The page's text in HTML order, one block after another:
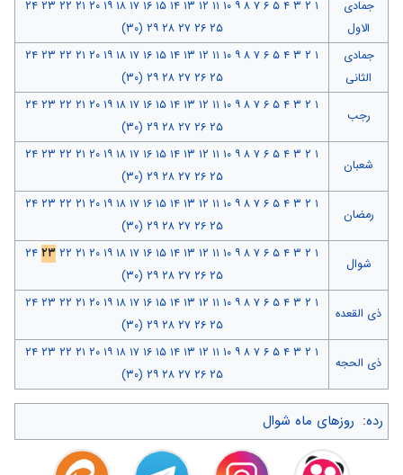
جمادی
الاول
۱ ۲ ۳ ۴ ۵ ۶ ۷ ۸ ۹ ۱۰ ۱۱ ۱۲ ۱۳ ۱۴ ۱۵ ۱۶ ۱۷ ۱۸ ۱۹ ۲۰ ۲۱ ۲۲ ۲۳ ۲۴
۲۵ ۲۶ ۲۷ ۲۸ ۲۹ (۳۰)
جمادی
الثانی
۱ ۲ ۳ ۴ ۵ ۶ ۷ ۸ ۹ ۱۰ ۱۱ ۱۲ ۱۳ ۱۴ ۱۵ ۱۶ ۱۷ ۱۸ ۱۹ ۲۰ ۲۱ ۲۲ ۲۳ ۲۴
۲۵ ۲۶ ۲۷ ۲۸ ۲۹ (۳۰)
رجب
۱ ۲ ۳ ۴ ۵ ۶ ۷ ۸ ۹ ۱۰ ۱۱ ۱۲ ۱۳ ۱۴ ۱۵ ۱۶ ۱۷ ۱۸ ۱۹ ۲۰ ۲۱ ۲۲ ۲۳ ۲۴
۲۵ ۲۶ ۲۷ ۲۸ ۲۹ (۳۰)
شعبان
۱ ۲ ۳ ۴ ۵ ۶ ۷ ۸ ۹ ۱۰ ۱۱ ۱۲ ۱۳ ۱۴ ۱۵ ۱۶ ۱۷ ۱۸ ۱۹ ۲۰ ۲۱ ۲۲ ۲۳ ۲۴
۲۵ ۲۶ ۲۷ ۲۸ ۲۹ (۳۰)
رمضان
۱ ۲ ۳ ۴ ۵ ۶ ۷ ۸ ۹ ۱۰ ۱۱ ۱۲ ۱۳ ۱۴ ۱۵ ۱۶ ۱۷ ۱۸ ۱۹ ۲۰ ۲۱ ۲۲ ۲۳ ۲۴
۲۵ ۲۶ ۲۷ ۲۸ ۲۹ (۳۰)
شوال
۱ ۲ ۳ ۴ ۵ ۶ ۷ ۸ ۹ ۱۰ ۱۱ ۱۲ ۱۳ ۱۴ ۱۵ ۱۶ ۱۷ ۱۸ ۱۹ ۲۰ ۲۱ ۲۲ ۲۳ ۲۴
۲۵ ۲۶ ۲۷ ۲۸ ۲۹ (۳۰)
ذی القعده
۱ ۲ ۳ ۴ ۵ ۶ ۷ ۸ ۹ ۱۰ ۱۱ ۱۲ ۱۳ ۱۴ ۱۵ ۱۶ ۱۷ ۱۸ ۱۹ ۲۰ ۲۱ ۲۲ ۲۳ ۲۴
۲۵ ۲۶ ۲۷ ۲۸ ۲۹ (۳۰)
ذی الحجه
۱ ۲ ۳ ۴ ۵ ۶ ۷ ۸ ۹ ۱۰ ۱۱ ۱۲ ۱۳ ۱۴ ۱۵ ۱۶ ۱۷ ۱۸ ۱۹ ۲۰ ۲۱ ۲۲ ۲۳ ۲۴
۲۵ ۲۶ ۲۷ ۲۸ ۲۹ (۳۰)
رده: روزهای ماه شوال